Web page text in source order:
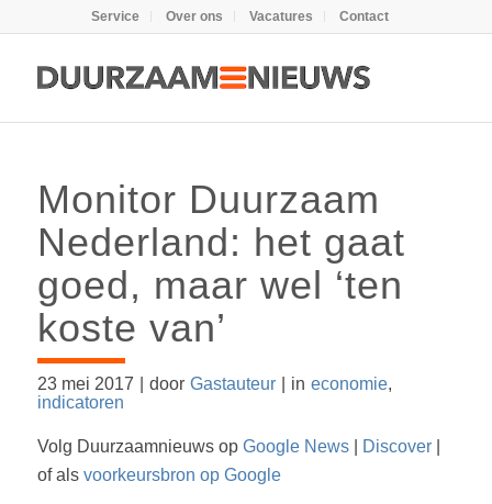
Service Over ons Vacatures Contact
Monitor Duurzaam
Nederland: het gaat
goed, maar wel ‘ten
koste van’
23 mei 2017 door Gastauteur in economie,
indicatoren
Volg Duurzaamnieuws op Google News| Discover|
of als voorkeursbron op Google